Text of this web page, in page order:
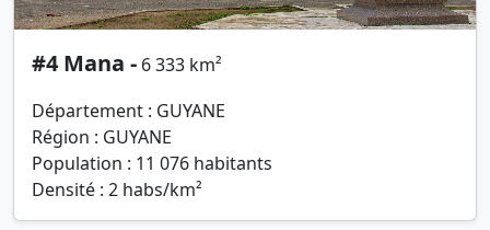
#4 Mana - 6 333 km²
Département : GUYANE
Région : GUYANE
Population : 11 076 habitants
Densité : 2 habs/km²